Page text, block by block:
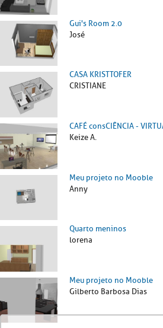
Gui's Room 2.0
José
CASA KRISTTOFER
CRISTIANE
CAFÉ consCIÊNCIA -
Keize A.
Meu projeto no Mooble
Anny
Quarto meninos
lorena
Meu projeto no Mooble
Gilberto Barbosa Dias